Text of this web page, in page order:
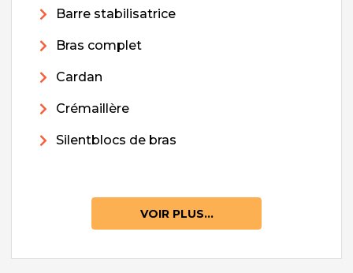
Barre stabilisatrice
Bras complet
Cardan
Crémaillère
Silentblocs de bras
VOIR PLUS...